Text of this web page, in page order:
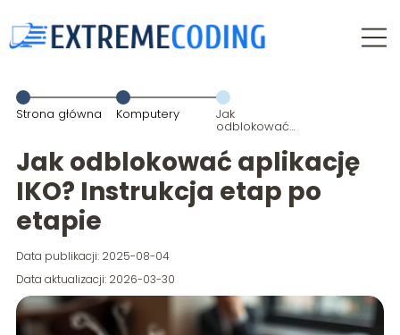
Strona główna Komputery Jak
odblokować
Instrukcja etap
po etapie
Jak odblokować aplikację
IKO? Instrukcja etap po
etapie
Data publikacji: 2025-08-04
Data aktualizacji: 2026-03-30